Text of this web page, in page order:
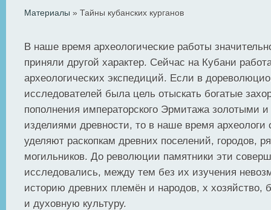
Материалы » Тайны кубанских курганов
В наше время археологические работы
приняли другой характер. Сейчас на Кубани
археологических экспедиций. Если в
исследователей была цель отыскать богатые
пополнения императорского Эрмитажа золотыми
изделиями древности, то в наше время археологи
уделяют раскопкам древних поселений, городов,
могильников. До революции памятники эти
исследовались, между тем без их изучения
историю древних племён и народов, х хозяйство,
и духовную культуру.